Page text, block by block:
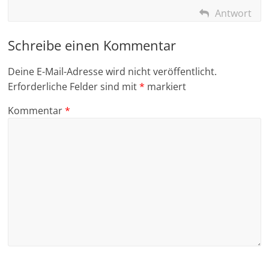
Antwort
Schreibe einen Kommentar
Deine E-Mail-Adresse wird nicht veröffentlicht.
Erforderliche Felder sind mit* markiert
Kommentar*